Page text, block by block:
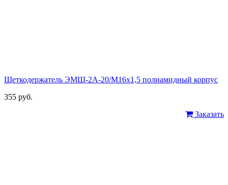
Щеткодержатель ЭМЩ-2А-20/М16х1,5 полиамидный корпус
355 руб.
Заказать